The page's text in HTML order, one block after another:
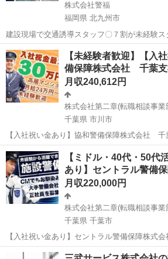
株式会社警福
福岡県 北九州市
建設現場で交通誘導スタッフ〇７割が未経験スタート 【応
名】株式会社警福 【雇用形態】正社員 【職種
【応募資格】 ・日本語ネイティブレベルの方
■□求める人材□■をご参照くださ...
福岡 北九州市 警備員
【未経験者歓迎】【入
備保障株式会社 千葉
月収240,612円
株式会社第二章(転職相談事業
千葉県 市川市
【入社祝い金あり】協和警備保障株式会社 千
設警備の正社員 - 市川駅 【応募先企業名】株式会社第二章(転職相談事
業部) 【雇用形態】正社員【人材紹介】 【職種
【応募資格】 ・...
千葉 市川市 警備員 未経験
【ミドル・40代・50代
あり】セントラル警備
月収220,000円
株式会社第二章(転職相談事業
千葉県 千葉市
【入社祝い金あり】セントラル警備保障株式
常駐施設警備の正社員 - 蘇我駅 【応募先企業名】株式会社第二章(転職
千葉 千葉市 警備員 業務